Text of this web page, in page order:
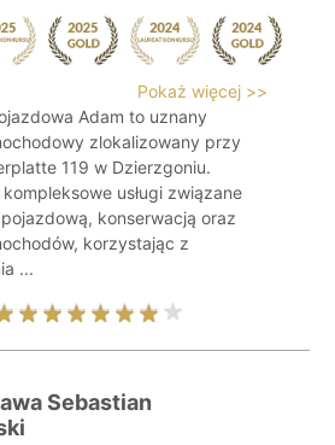
Pokaż więcej >>
Adam to uznany
zlokalizowany przy
119 w Dzierzgoniu.
usługi związane
konserwacją oraz
korzystając z
...
Sebastian